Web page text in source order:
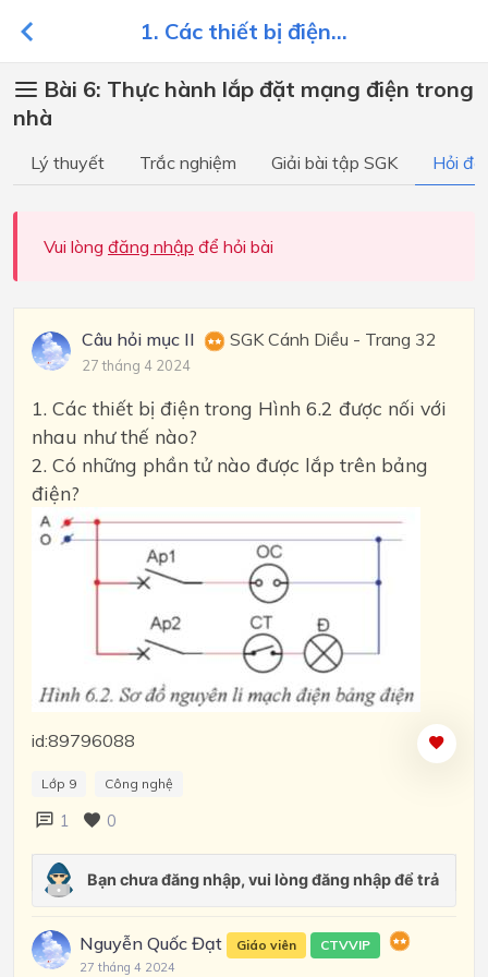
1. Các thiết bị điện...
Bài 6: Thực hành lắp đặt mạng điện trong
nhà
Lý thuyết Trắc nghiệm Giải bài tập SGK Hỏi
Vui lòng đăng nhập để hỏi bài
Câu hỏi mục II SGK Cánh Diều - Trang 32
27 tháng 4 2024
1. Các thiết bị điện trong Hình 6.2 được nối với
nhau như thế nào?
2. Có những phần tử nào được lắp trên bảng
điện?
id:89796088
Lớp 9 Công nghệ
1 0
Nguyễn Quốc Đạt Giáo viên CTVVIP
27 tháng 4 2024